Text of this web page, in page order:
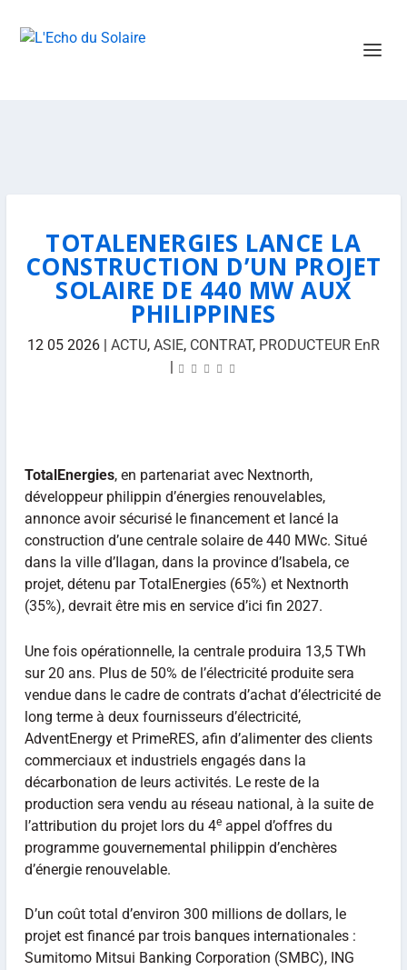
TOTALENERGIES LANCE LA
CONSTRUCTION D’UN PROJET
SOLAIRE DE 440 MW AUX
PHILIPPINES
12 05 2026| ACTU, ASIE, CONTRAT, PRODUCTEUR EnR
|
TotalEnergies, en partenariat avec Nextnorth,
développeur philippin d’énergies renouvelables,
annonce avoir sécurisé le financement et lancé la
construction d’une centrale solaire de 440 MWc. Situé
dans la ville d’Ilagan, dans la province d’Isabela, ce
projet, détenu par TotalEnergies (65%) et Nextnorth
(35%), devrait être mis en service d’ici fin 2027.
Une fois opérationnelle, la centrale produira 13,5 TWh
sur 20 ans. Plus de 50% de l’électricité produite sera
vendue dans le cadre de contrats d’achat d’électricité de
long terme à deux fournisseurs d’électricité,
AdventEnergy et PrimeRES, afin d’alimenter des clients
commerciaux et industriels engagés dans la
décarbonation de leurs activités. Le reste de la
production sera vendu au réseau national, à la suite de
l’attribution du projet lors du 4eappel d’offres du
programme gouvernemental philippin d’enchères
d’énergie renouvelable.
D’un coût total d’environ 300 millions de dollars, le
projet est financé par trois banques internationales :
Sumitomo Mitsui Banking Corporation (SMBC), ING